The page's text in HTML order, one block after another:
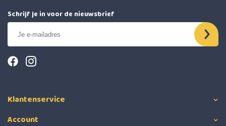
Schrijf je in voor de nieuwsbrief
Klantenservice
Account